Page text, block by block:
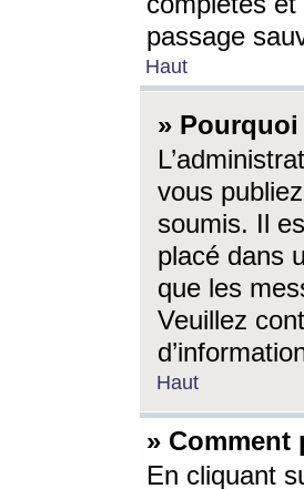
passage
Haut
» Pourquoi
vous
soumis. Il
placé dans
que les
Veuillez
Haut
» Comment
En cliquant